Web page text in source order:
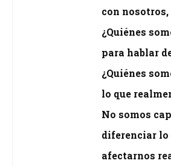
con nosotros,
¿Quiénes
para hablar
¿Quiénes
lo que
No somos
diferenciar lo
afectarnos